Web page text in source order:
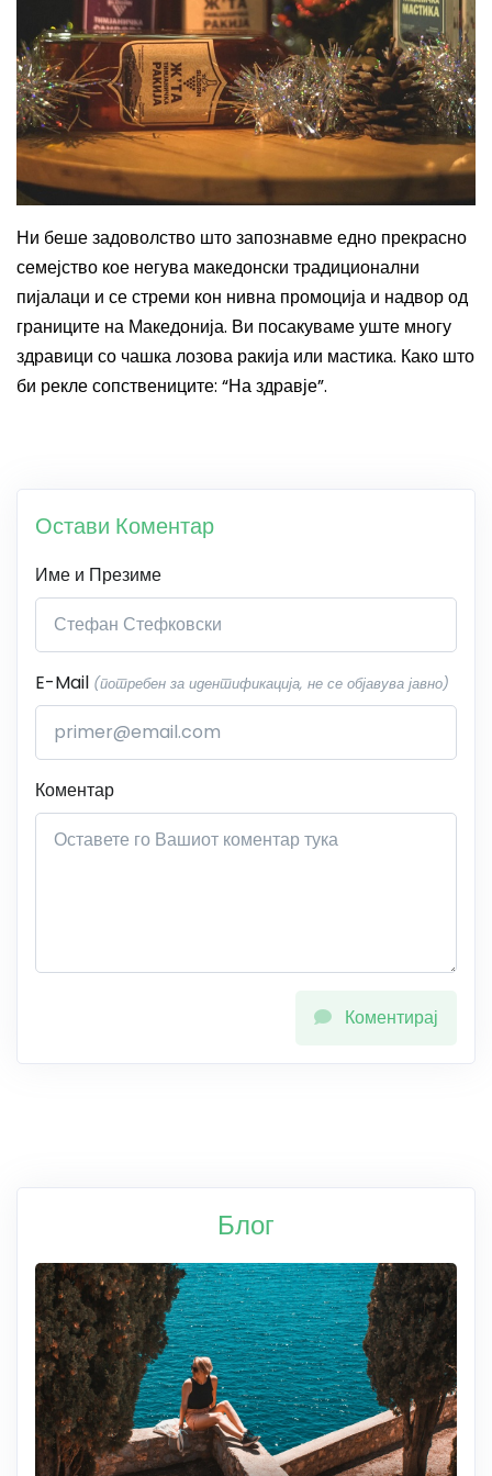
Ни беше задоволство што запознавме едно прекрасно
семејство кое негува македонски традиционални
пијалаци и се стреми кон нивна промоција и надвор од
границите на Македонија. Ви посакуваме уште многу
здравици со чашка лозова ракија или мастика. Како што
би рекле сопствениците: “На здравје”.
Остави Коментар
Име и Презиме
E-Mail (потребен за идентификација, не се објавува јавно)
Коментар
Коментирај
Блог